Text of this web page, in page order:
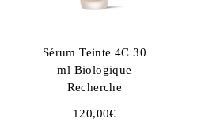
Sérum Teinte 4C 30
ml Biologique
Recherche
120,00€